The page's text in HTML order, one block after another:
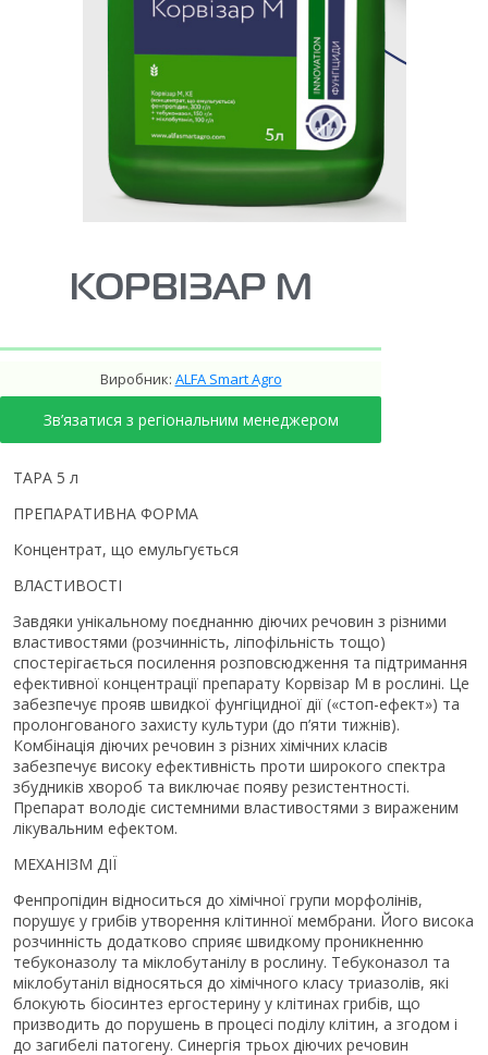
КОРВІЗАР М
Виробник: ALFA Smart Agro
Зв’язатися з регіональним менеджером
ТАРА 5 л
ПРЕПАРАТИВНА ФОРМА
Концентрат, що емульгується
ВЛАСТИВОСТІ
Завдяки унікальному поєднанню діючих речовин з різними
властивостями (розчинність, ліпофільність тощо)
спостерігається посилення розповсюдження та підтримання
ефективної концентрації препарату Корвізар М в рослині. Це
забезпечує прояв швидкої фунгіцидної дії («стоп-ефект») та
пролонгованого захисту культури (до п’яти тижнів).
Комбінація діючих речовин з різних хімічних класів
забезпечує високу ефективність проти широкого спектра
збудників хвороб та виключає появу резистентності.
Препарат володіє системними властивостями з вираженим
лікувальним ефектом.
МЕХАНІЗМ ДІЇ
Фенпропідин відноситься до хімічної групи морфолінів,
порушує у грибів утворення клітинної мембрани. Його висока
розчинність додатково сприяє швидкому проникненню
тебуконазолу та міклобутанілу в рослину. Тебуконазол та
міклобутаніл відносяться до хімічного класу триазолів, які
блокують біосинтез ергостерину у клітинах грибів, що
призводить до порушень в процесі поділу клітин, а згодом і
до загибелі патогену. Синергія трьох діючих речовин